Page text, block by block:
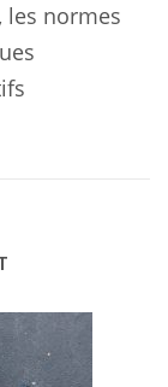
les normes